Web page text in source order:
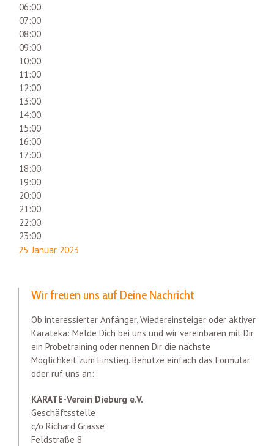
06:00
07:00
08:00
09:00
10:00
11:00
12:00
13:00
14:00
15:00
16:00
17:00
18:00
19:00
20:00
21:00
22:00
23:00
25. Januar 2023
Wir freuen uns auf Deine Nachricht
Ob interessierter Anfänger, Wiedereinsteiger oder aktiver
Karateka: Melde Dich bei uns und wir vereinbaren mit Dir
ein Probetraining oder nennen Dir die nächste
Möglichkeit zum Einstieg. Benutze einfach das Formular
oder ruf uns an:
KARATE-Verein Dieburg e.V.
Geschäftsstelle
c/o Richard Grasse
Feldstraße 8